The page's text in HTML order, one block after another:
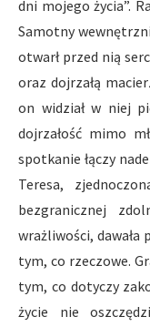
dni mojego życia”.
Samotny
otwarł przed nią
oraz dojrzałą
on widział w niej
dojrzałość mimo
spotkanie łączy
Teresa,
bezgranicznej
wrażliwości,
tym, co rzeczowe.
tym, co dotyczy
życie nie